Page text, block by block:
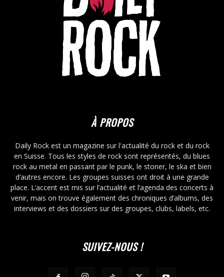
À PROPOS
Daily Rock est un magazine sur l'actualité du rock et du rock
en Suisse. Tous les styles de rock sont représentés, du blues
rock au metal en passant par le punk, le stoner, le ska et bien
d’autres encore. Les groupes suisses ont droit à une grande
place. L’accent est mis sur l’actualité et l’agenda des concerts à
venir, mais on trouve également des chroniques d’albums, des
interviews et des dossiers sur des groupes, clubs, labels, etc.
SUIVEZ-NOUS !